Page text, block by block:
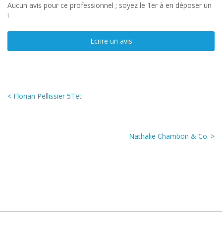
Aucun avis pour ce professionnel ; soyez le 1er à en déposer un
!
Ecrire un avis
< Florian Pellissier 5Tet
Nathalie Chambon & Co. >